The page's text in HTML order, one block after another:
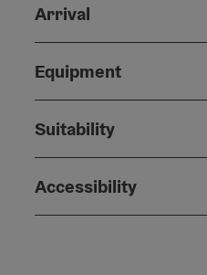
Arrival
Equipment
Suitability
Accessibility